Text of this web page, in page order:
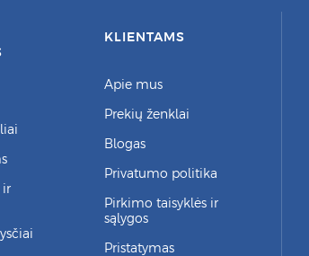
ir
KLIENTAMS
Apie mus
Prekių ženklai
Blogas
Privatumo politika
Pirkimo taisyklės ir
sąlygos
Pristatymas